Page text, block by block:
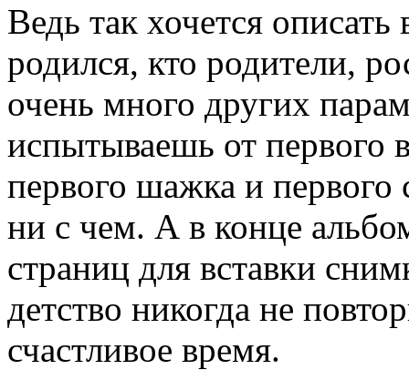
Ведь так хочется
родился, кто родители,
очень много других
испытываешь от первого
первого шажка и первого
ни с чем. А в конце
страниц для вставки
детство никогда не
счастливое время.